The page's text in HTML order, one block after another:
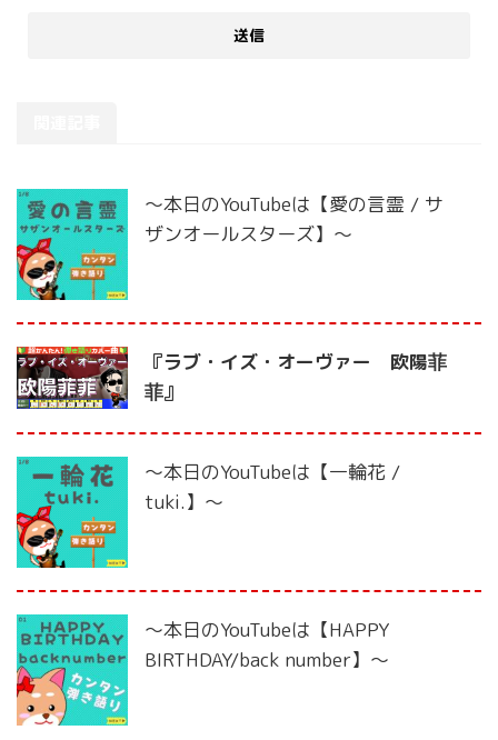
〜本日のYouTubeは【愛の言霊 / サ
ザンオールスターズ】〜
『ラブ・イズ・オーヴァー 欧陽菲
菲』
〜本日のYouTubeは【一輪花 /
tuki.】〜
〜本日のYouTubeは【HAPPY
BIRTHDAY/back number】〜